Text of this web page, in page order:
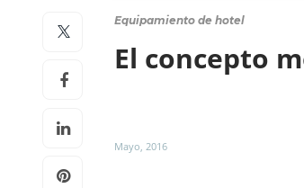
Equipamiento de hotel
El concepto
Mayo, 2016